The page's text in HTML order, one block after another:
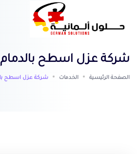
شركة عزل اسطح بالدمام |
الصفحة الرئيسية الخدمات شركة عزل اسطح